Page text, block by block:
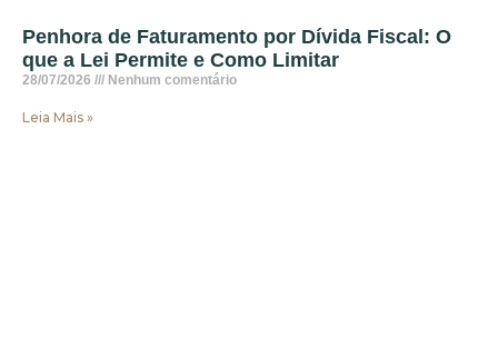
Penhora de Faturamento por Dívida Fiscal: O
que a Lei Permite e Como Limitar
28/07/2026 Nenhum comentário
Leia Mais »